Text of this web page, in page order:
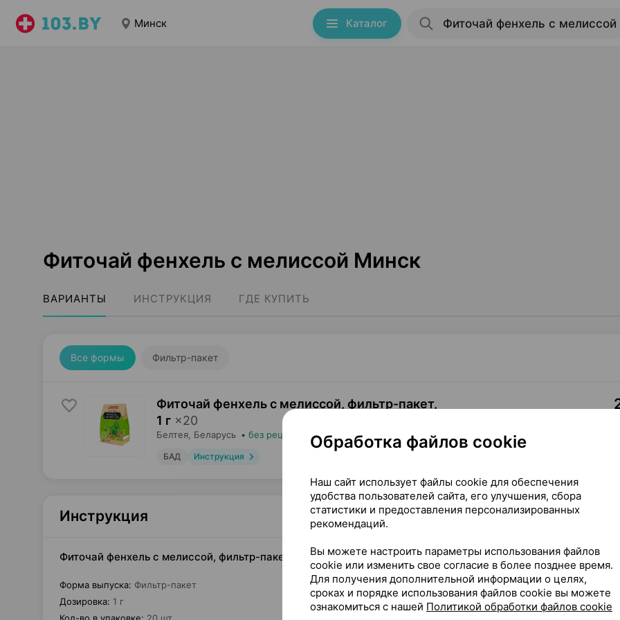
Минск Каталог
Фиточай фенхель с мелиссой Минск
ВАРИАНТЫ ИНСТРУКЦИЯ ГДЕ КУПИТЬ
Все формы Фильтр-пакет
Фиточай фенхель с мелиссой, фильтр-пакет,
1 г ×20
Белтея , Беларусь • без рецепта
БАД Инструкция
Где купить
Инструкция
Фиточай фенхель с мелиссой, фильтр-пакет 1 г ×20, Белтея Беларусь
Форма выпуска: Фильтр-пакет
Дозировка: 1 г
Обработка файлов cookie
Наш сайт использует файлы cookie для обеспечения
удобства пользователей сайта, его улучшения, сбора
статистики и предоставления персонализированных
рекомендаций.
Вы можете настроить параметры использования файлов
cookie или изменить свое согласие в более позднее время.
Для получения дополнительной информации о целях,
сроках и порядке использования файлов cookie вы можете
ознакомиться с нашей Политикой обработки файлов cookie